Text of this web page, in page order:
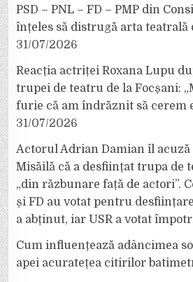
PSD – PNL – FD – PMP din
înțeles să distrugă arta teatrală
31/07/2026
Reacția actriței Roxana Lupu
trupei de teatru de la Focșani:
furie că am îndrăznit să cerem
31/07/2026
Actorul Adrian Damian îl
Misăilă că a desființat trupa de
„din răzbunare față de actori”.
și FD au votat pentru
a abținut, iar USR a votat
Cum influențează adâncimea
apei acuratețea citirilor